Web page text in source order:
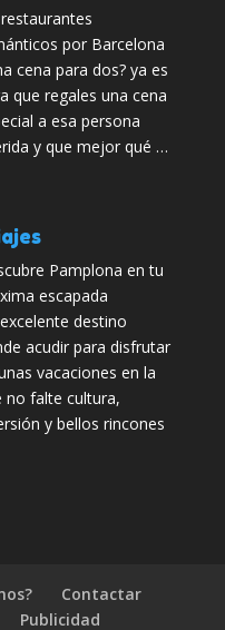
por Barcelona
cena para dos? ya es
que regales una cena
a esa persona
y que mejor qué …
Pamplona en tu
escapada
destino
acudir para disfrutar
vacaciones en la
no falte cultura,
y bellos rincones
Contactar
Publicidad